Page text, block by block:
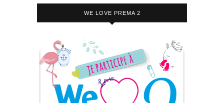
WE LOVE PREMA 2